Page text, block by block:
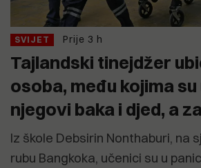
SVIJET Prije 3 h
Tajlandski tinejdžer
osoba, među kojima
njegovi baka i djed, a
Iz škole Debsirin Nonthaburi, na
rubu Bangkoka, učenici su u